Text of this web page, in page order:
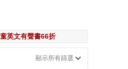
英文有聲書66折
顯示所有篩選